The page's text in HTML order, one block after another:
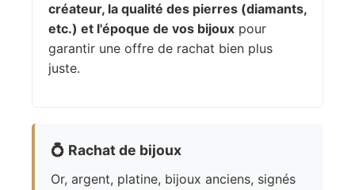
créateur, la qualité des pierres (diamants,
etc.) et l'époque de vos bijoux pour
garantir une offre de rachat bien plus
juste.
💍 Rachat de bijoux
Or, argent, platine, bijoux anciens, signés